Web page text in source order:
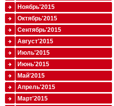
Ноябрь'2015
Октябрь'2015
Сентябрь'2015
Август'2015
Июль'2015
Июнь'2015
Май'2015
Апрель'2015
Март'2015